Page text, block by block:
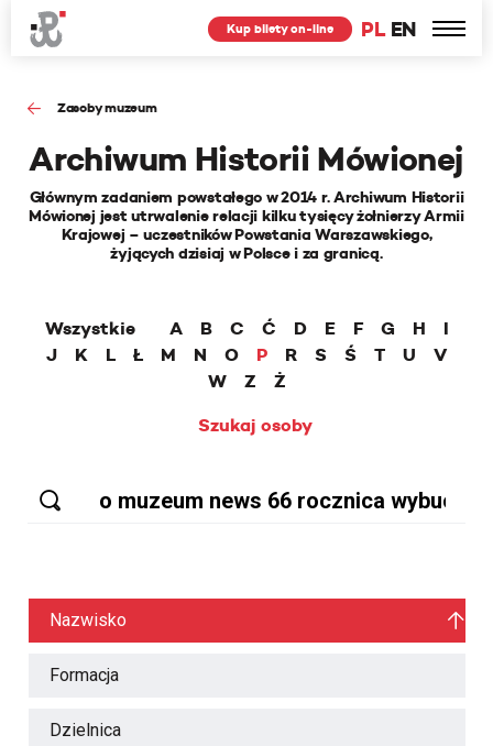
PL EN
Kup bilety on-line
Zasoby muzeum
Archiwum Historii Mówionej
Głównym zadaniem powstałego w 2014 r. Archiwum Historii
Mówionej jest utrwalenie relacji kilku tysięcy żołnierzy Armii
Krajowej – uczestników Powstania Warszawskiego,
żyjących dzisiaj w Polsce i za granicą.
Wszystkie A B C Ć D E F G H
I
J
K L Ł M N O P R S Ś T U
V
W
Z
Ż
Szukaj osoby
Nazwisko
Formacja
Dzielnica